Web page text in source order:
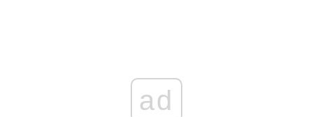
ad